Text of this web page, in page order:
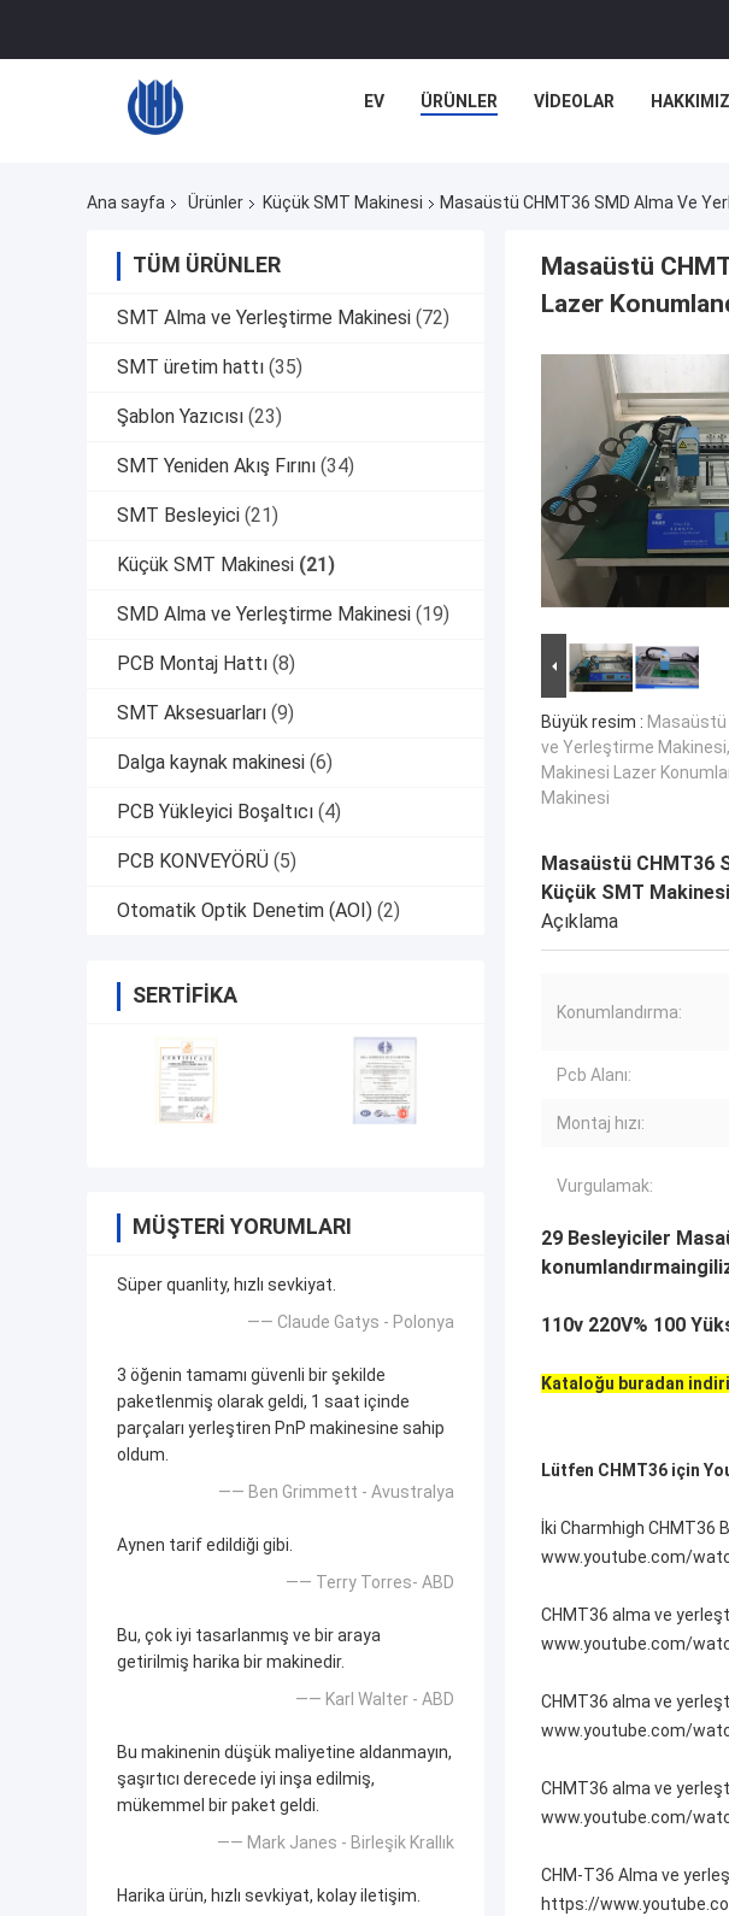
EV ÜRÜNLER VIDEOLAR
Ana sayfa Ürünler Küçük SMT Makinesi Masaüstü CHMT36 SMD Alma Ve
TÜM ÜRÜNLER
SMT Alma ve Yerleştirme Makinesi (72)
SMT üretim hattı (35)
Şablon Yazıcısı (23)
SMT Yeniden Akış Fırını (34)
SMT Besleyici (21)
Küçük SMT Makinesi (21)
SMD Alma ve Yerleştirme Makinesi (19)
PCB Montaj Hattı (8)
SMT Aksesuarları (9)
Dalga kaynak makinesi (6)
PCB Yükleyici Boşaltıcı (4)
PCB KONVEYÖRÜ (5)
Otomatik Optik Denetim (AOI) (2)
SERTIFIKA
MÜŞTERI YORUMLARI
Süper quanlity, hızlı sevkiyat.
—— Claude Gatys - Polonya
3 öğenin tamamı güvenli bir şekilde
paketlenmiş olarak geldi, 1 saat içinde
parçaları yerleştiren PnP makinesine sahip
oldum.
—— Ben Grimmett - Avustralya
Aynen tarif edildiği gibi.
—— Terry Torres- ABD
Bu, çok iyi tasarlanmış ve bir araya
getirilmiş harika bir makinedir.
—— Karl Walter - ABD
Bu makinenin düşük maliyetine aldanmayın,
şaşırtıcı derecede iyi inşa edilmiş,
mükemmel bir paket geldi.
—— Mark Janes - Birleşik Krallık
Harika ürün, hızlı sevkiyat, kolay iletişim.
Masaüstü
Lazer
Büyük resim : Masaüstü
ve Yerleştirme
Makinesi Lazer
Makinesi
Masaüstü CHMT36
Küçük SMT Makinesi
Açıklama
Konumlandırma:
Pcb Alanı:
Montaj hızı:
Vurgulamak:
29 Besleyiciler
konumlandırma
110v 220V% 100
Kataloğu buradan
Lütfen CHMT36 için
İki Charmhigh CHMT36
www.youtube.com/
CHMT36 alma ve
www.youtube.com/
CHMT36 alma ve
www.youtube.com/
CHMT36 alma ve
www.youtube.com/
CHM-T36 Alma ve
https://